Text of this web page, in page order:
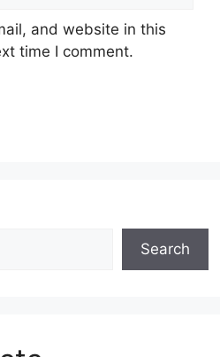
and website in this
time I comment.
Search